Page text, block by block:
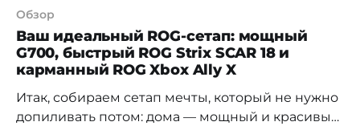
Обзор
Ваш идеальный ROG-сетап: мощный
G700, быстрый ROG Strix SCAR 18 и
карманный ROG Xbox Ally X
Итак, собираем сетап мечты, который не нужно
допиливать потом: дома — мощный и красивый